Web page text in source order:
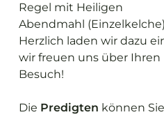
Regel mit Heiligen
Abendmahl (Einzelkelche)
Herzlich laden wir dazu
wir freuen uns über Ihren
Besuch!
Die Predigten können Sie